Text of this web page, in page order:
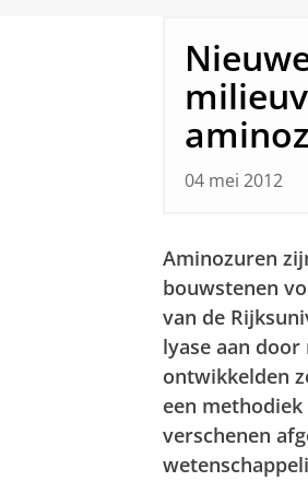
04 mei 2012
Aminozuren
bouwstenen
van de
lyase aan door
ontwikkelden
een
verschenen